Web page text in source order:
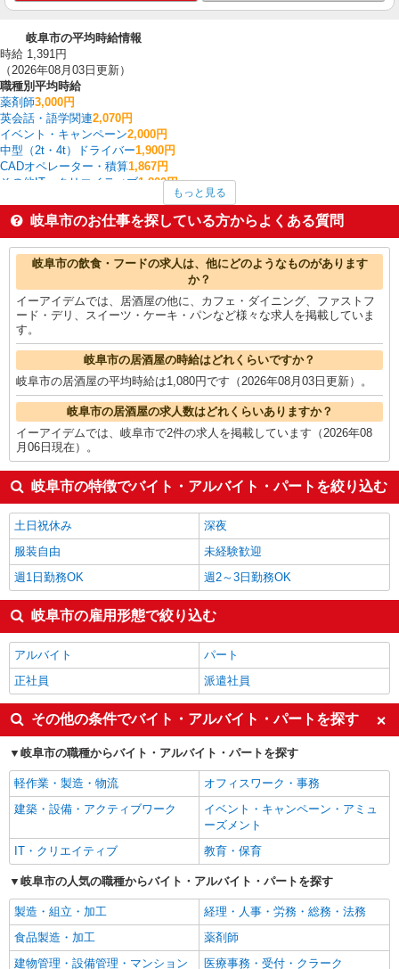
岐阜市の平均時給情報
時給 1,391円
（2026年08月03日更新）
職種別平均時給
薬剤師3,000円
英会話・語学関連2,070円
イベント・キャンペーン2,000円
中型（2t・4t）ドライバー1,900円
CADオペレーター・積算1,867円
その他IT・クリエイティブ1,800円
WEBデザイナー・コーダー・WEBオペレーター1,625円
看護師・保健師・看護助手・助産師 1,492円
家電・携帯販売1,487円
岐阜市の他の職種の平均時給を見る
もっと見る
岐阜市のお仕事を探している方からよくある質問
岐阜市の飲食・フードの求人は、他にどのようなものがあります
か？
イーアイデムでは、居酒屋の他に、カフェ・ダイニング、ファストフ
ード・デリ、スイーツ・ケーキ・パンなど様々な求人を掲載していま
す。
岐阜市の居酒屋の時給はどれくらいですか？
岐阜市の居酒屋の平均時給は1,080円です（2026年08月03日更新）。
岐阜市の居酒屋の求人数はどれくらいありますか？
イーアイデムでは、岐阜市で2件の求人を掲載しています（2026年08
月06日現在）。
岐阜市の特徴でバイト・アルバイト・パートを絞り込む
土日祝休み
深夜
服装自由
未経験歓迎
週1日勤務OK
週2～3日勤務OK
岐阜市の雇用形態で絞り込む
アルバイト
パート
正社員
派遣社員
その他の条件でバイト・アルバイト・パートを探す
岐阜市の職種からバイト・アルバイト・パートを探す
軽作業・製造・物流
オフィスワーク・事務
建築・設備・アクティブワーク
イベント・キャンペーン・アミュ
ーズメント
IT・クリエイティブ
教育・保育
岐阜市の人気の職種からバイト・アルバイト・パートを探す
製造・組立・加工
経理・人事・労務・総務・法務
食品製造・加工
薬剤師
建物管理・設備管理・マンション
医療事務・受付・クラーク